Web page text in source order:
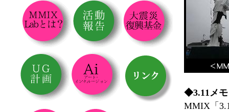
◆3.11メ
MMIX「